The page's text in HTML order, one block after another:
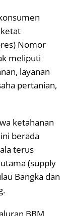
Nomor
meliputi
layanan
pertanian,
ketahanan
berada
terus
(supply
Bangka dan
BBM